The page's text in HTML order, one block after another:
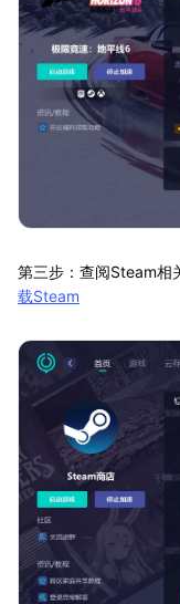
第三步：查阅Steam相
载Steam